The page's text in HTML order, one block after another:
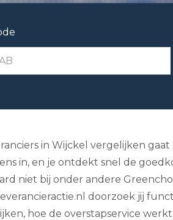
in Wijckel vergelijken
in, en je ontdekt snel de
niet bij onder andere
doorzoek jij
hoe de overstapservice